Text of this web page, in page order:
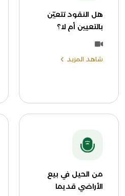
هل النقود تتعيّن
بالتعيين أم لا؟
شاهد المزيد
من الحيل في بيع
الأراضي قديما